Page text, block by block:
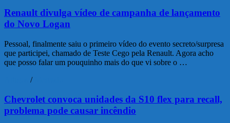
Renault divulga vídeo de campanha de lançamento
do Novo Logan
Pessoal, finalmente saiu o primeiro vídeo do evento secreto/surpresa
que participei, chamado de Teste Cego pela Renault. Agora acho
que posso falar um pouquinho mais do que vi sobre o …
/
Chevrolet convoca unidades da S10 flex para recall,
problema pode causar incêndio